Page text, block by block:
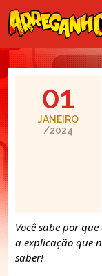
01
JANEIRO
/2024
Você sabe por que
a explicação que
saber!